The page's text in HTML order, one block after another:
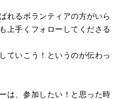
れるボランティアの方がいら
上手くフォローしてくださる
ていこう！というのが伝わっ
は、参加したい！と思った時